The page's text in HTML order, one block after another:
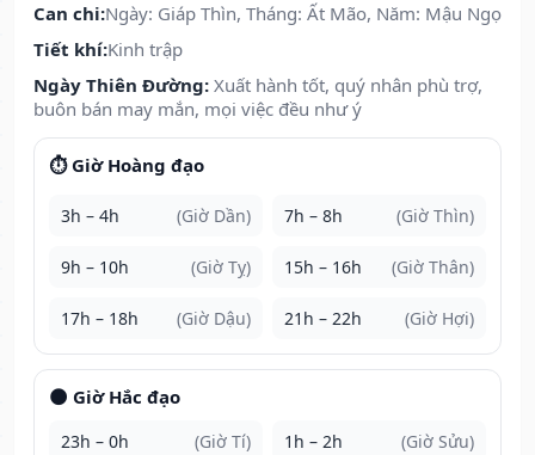
Can chi:Ngày: Giáp Thìn, Tháng: Ất Mão, Năm: Mậu Ngọ
Tiết khí:Kinh trập
Ngày Thiên Đường: Xuất hành tốt, quý nhân phù trợ,
buôn bán may mắn, mọi việc đều như ý
⏱️ Giờ Hoàng đạo
3h – 4h (Giờ Dần) 7h – 8h (Giờ Thìn)
9h – 10h (Giờ Tỵ) 15h – 16h (Giờ Thân)
17h – 18h (Giờ Dậu) 21h – 22h (Giờ Hợi)
🌑 Giờ Hắc đạo
23h – 0h (Giờ Tí) 1h – 2h (Giờ Sửu)